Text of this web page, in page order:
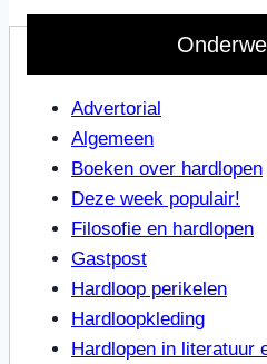
Advertorial
Algemeen
Boeken over hardlopen
Deze week populair!
Filosofie en hardlopen
Gastpost
Hardloop perikelen
Hardloopkleding
Hardlopen in literatuur